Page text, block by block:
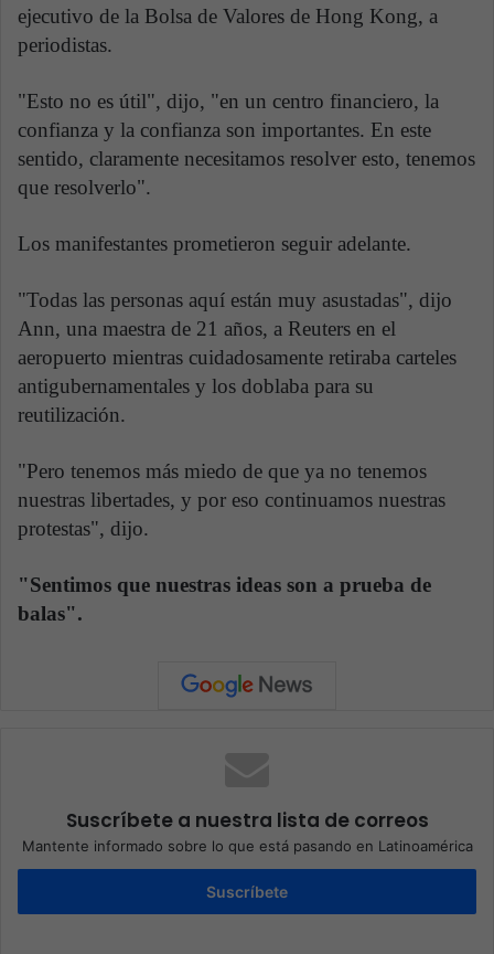
ejecutivo de la Bolsa de Valores de Hong Kong, a
periodistas.
"Esto no es útil", dijo, "en un centro financiero, la
confianza y la confianza son importantes. En este
sentido, claramente necesitamos resolver esto, tenemos
que resolverlo".
Los manifestantes prometieron seguir adelante.
"Todas las personas aquí están muy asustadas", dijo
Ann, una maestra de 21 años, a Reuters en el
aeropuerto mientras cuidadosamente retiraba carteles
antigubernamentales y los doblaba para su
reutilización.
"Pero tenemos más miedo de que ya no tenemos
nuestras libertades, y por eso continuamos nuestras
protestas", dijo.
"Sentimos que nuestras ideas son a prueba de
balas".
Suscríbete a nuestra lista de correos
Mantente informado sobre lo que está pasando en Latinoamérica
Suscríbete